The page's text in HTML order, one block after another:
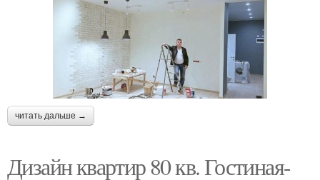
читать дальше →
Дизайн квартир 80 кв. Гостиная-